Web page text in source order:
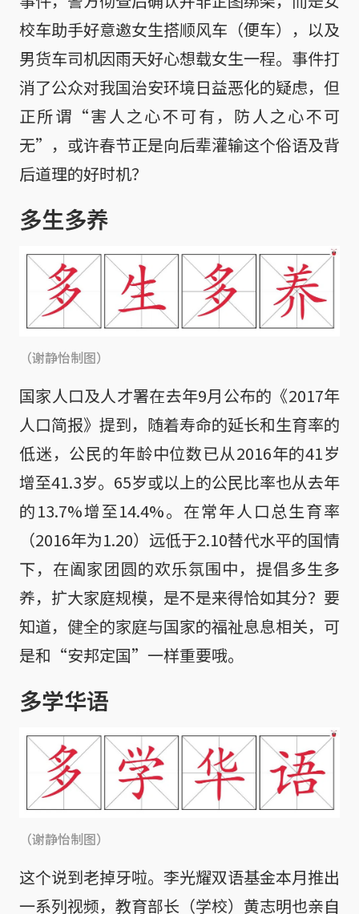
校车助手好意邀女生搭顺风车（便车），以及
男货车司机因雨天好心想载女生一程。事件打
消了公众对我国治安环境日益恶化的疑虑，但
正所谓“害人之心不可有，防人之心不可
无”，或许春节正是向后辈灌输这个俗语及背
后道理的好时机？
多生多养
（谢静怡制图）
国家人口及人才署在去年9月公布的《2017年
人口简报》提到，随着寿命的延长和生育率的
低迷，公民的年龄中位数已从2016年的41岁
增至41.3岁。65岁或以上的公民比率也从去年
的13.7%增至14.4%。在常年人口总生育率
（2016年为1.20）远低于2.10替代水平的国情
下，在阖家团圆的欢乐氛围中，提倡多生多
养，扩大家庭规模，是不是来得恰如其分？要
知道，健全的家庭与国家的福祉息息相关，可
是和“安邦定国”一样重要哦。
多学华语
（谢静怡制图）
这个说到老掉牙啦。李光耀双语基金本月推出
一系列视频，教育部长（学校）黄志明也亲自